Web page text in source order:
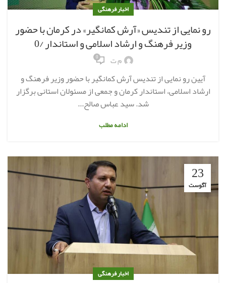
اخبار فرهنگی
رو نمایی از تندیس «آرش کمانگیر» در کرمان با حضور
وزیر فرهنگ و ارشاد اسلامی و استاندار /0
م ت 0
آیین رو نمایی از تندیس آرش کمانگیر با حضور وزیر فرهنگ و
ارشاد اسلامی، استاندار کرمان و جمعی از مسئولان استانی برگزار
شد. سید عباس صالح...
ادامه مطلب
23
آگوست
اخبار فرهنگی